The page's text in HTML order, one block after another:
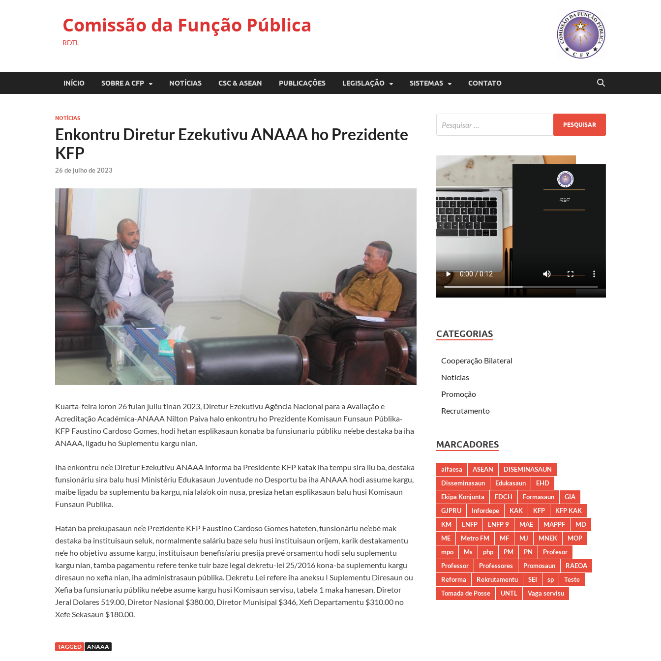
Comissão da Função Pública
RDTL
INÍCIO SOBRE A CFP NOTÍCIAS CSC & ASEAN PUBLICAÇÕES LEGISLAÇÃO SISTEMAS CONTATO
NOTÍCIAS
Enkontru Diretur Ezekutivu ANAAA ho Prezidente
KFP
26 de julho de 2023
Kuarta-feira loron 26 fulan jullu tinan 2023, Diretur Ezekutivu Agência Nacional para a Avaliação e
Acreditação Académica-ANAAA Nilton Paiva halo enkontru ho Prezidente Komisaun Funsaun Públika-
KFP Faustino Cardoso Gomes, hodi hetan esplikasaun konaba ba funsiunariu públiku ne’ebe destaka ba iha
ANAAA, ligadu ho Suplementu kargu nian.
Iha enkontru ne’e Diretur Ezekutivu ANAAA informa ba Presidente KFP katak iha tempu sira liu ba, destaka
funsionáriu sira balu husi Ministériu Edukasaun Juventude no Desportu ba iha ANAAA hodi assume kargu,
maibe ligadu ba suplementu ba kargu, nia lala’ok oin nusa, presiza hetan esplikasaun balu husi Komisaun
Funsaun Publika.
Hatan ba prekupasaun ne’e Prezidente KFP Faustino Cardoso Gomes hateten, funsionáriu ne’ebé mak
destaka ba instituisaun seluk, normalmente saláriu baze selu husi instituisaun oríjem, karik destakamentu
ne’e ho objetivu assume kargu, instituisaun benefisíariu presija prevé orsamentu hodi selu suplementu
kargu nian, tamba pagamentu refere tenke tuir baze legal dekretu-lei 25/2016 kona-ba suplementu kargu
diresaun no xefia nian, iha administrasaun públika. Dekretu Lei refere iha aneksu I Suplementu Diresaun ou
Xefia ba funsiunariu públiku ne’ebe asume kargu husi Komisaun servisu, tabela 1 maka hanesan, Diretor
Jeral Dolares 519.00, Diretor Nasional $380.00, Diretor Munisipal $346, Xefi Departamentu $310.00 no
Xefe Sekasaun $180.00.
TAGGED ANAAA
CATEGORIAS
Cooperação Bilateral
Notícias
Promoção
Recrutamento
MARCADORES
aifaesa ASEAN
DISEMINASAUN
Disseminasaun
Edukasaun
EHD
Ekipa Konjunta
FDCH Formasaun
GIA
GJPRU
Infordepe KAK KFP
KFP KAK
KM
LNFP LNFP 9 MAE MAPPF
MD
ME
Metro FM MF MJ MNEK
MOP
mpo
Ms php PM PN
Profesor
Professor
Professores Promosaun
RAEOA
Reforma
Rekrutamentu SEI sp
Teste
Tomada de Posse
UNTL Vaga servisu